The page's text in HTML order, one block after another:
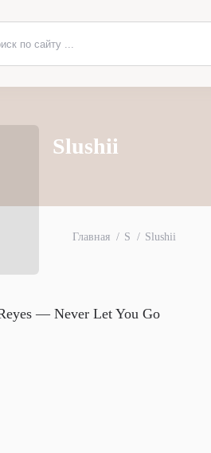
Slushii
Главная S Slushii
— Never Let You Go